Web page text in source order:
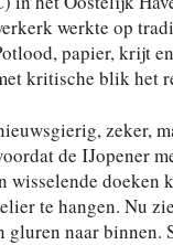
werkte op
papier, krijt
kritische blik het
zeker,
de IJopener
wisselende
te hangen. Nu
gluren naar binnen.